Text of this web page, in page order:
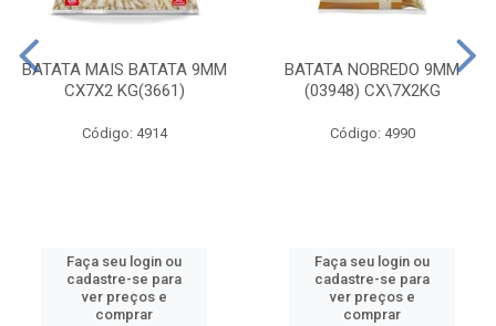
BATATA MAIS BATATA 9MM
CX7X2 KG(3661)
Código: 4914
Faça seu login ou
cadastre-se para
ver preços e
comprar
BATATA NOBREDO 9MM
(03948) CX\7X2KG
Código: 4990
Faça seu login ou
cadastre-se para
ver preços e
comprar